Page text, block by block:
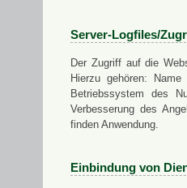
Server-Logfiles/
Der Zugriff auf die
Hierzu gehören:
Betriebssystem des
Verbesserung des
finden Anwendung.
Einbindung von